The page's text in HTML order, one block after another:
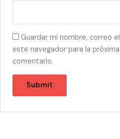
Guardar mi nombre, correo
este navegador para la
comentario.